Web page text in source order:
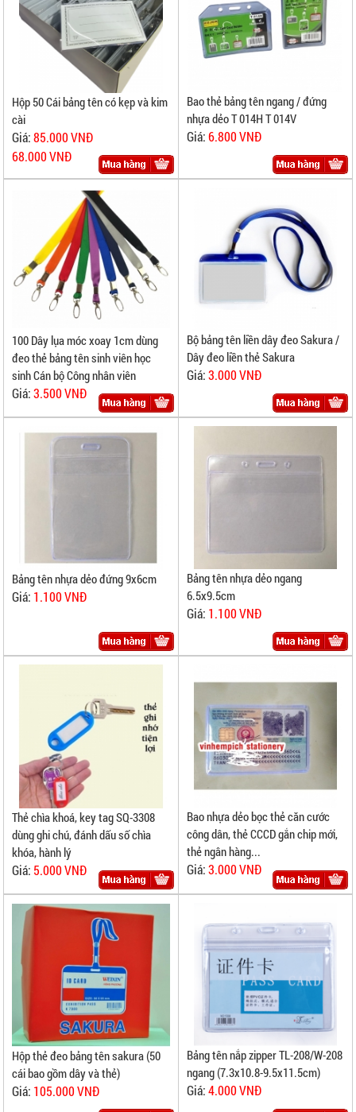
Hộp 50 Cái bảng tên có kẹp và kim
cài
Giá:85.000 VNĐ
68.000 VNĐ
Bao thẻ bảng tên ngang / đứng
nhựa dẻo T 014H T 014V
Giá:6.800 VNĐ
100 Dây lụa móc xoay 1cm dùng
đeo thẻ bảng tên sinh viên học
sinh Cán bộ Công nhân viên
Giá:3.500 VNĐ
Bộ bảng tên liền dây đeo Sakura /
Dây đeo liền thẻ Sakura
Giá:3.000 VNĐ
Bảng tên nhựa dẻo đứng 9x6cm
Giá: 1.100 VNĐ
Bảng tên nhựa dẻo ngang
6.5x9.5cm
Giá: 1.100 VNĐ
Thẻ chìa khoá, key tag SQ-3308
dùng ghi chú, đánh dấu số chìa
khóa, hành lý
Giá: 5.000 VNĐ
Bao nhựa dẻo bọc thẻ căn cước
công dân, thẻ CCCD gắn chip mới,
thẻ ngân hàng...
Giá:3.000 VNĐ
Hộp thẻ đeo bảng tên sakura (50
cái bao gồm dây và thẻ)
Giá: 105.000 VNĐ
Bảng tên nắp zipper TL-208/W-208
ngang (7.3x10.8-9.5x11.5cm)
Giá:4.000 VNĐ